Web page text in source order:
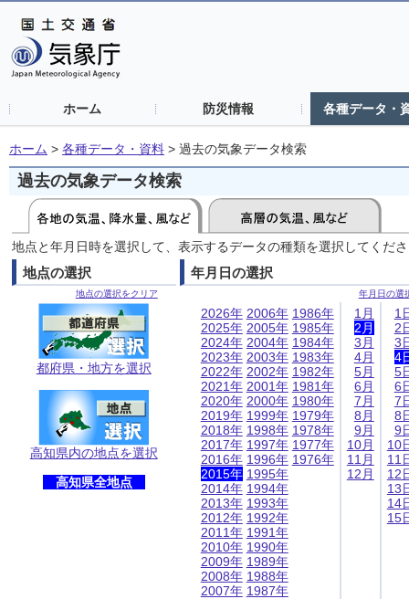
ホーム 防災情報 各種データ・
ホーム > 各種データ・資料 > 過去の気象データ検索
過去の気象データ検索
地点と年月日時を選択して、表示するデータの種類を選択してくだ
地点の選択
地点の選択をクリア
都府県・地方を選択
高知県内の地点を選択
高知県全地点
年月日の選択
年月日の選
2026年
2025年
2024年
2023年
2022年
2021年
2020年
2019年
2018年
2017年
2016年
2015年
2014年
2013年
2012年
2011年
2010年
2009年
2008年
2007年
2006年
2005年
2004年
2003年
2002年
2001年
2000年
1999年
1998年
1997年
1996年
1995年
1994年
1993年
1992年
1991年
1990年
1989年
1988年
1987年
1986年
1985年
1984年
1983年
1982年
1981年
1980年
1979年
1978年
1977年
1976年
1月
2月
3月
4月
5月
6月
7月
8月
9月
10月
11月
12月
1
2
3
4
5
6
7
8
9
10
11
12
13
14
15